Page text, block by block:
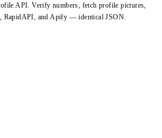
API. Verify numbers, fetch profile pictures,
RapidAPI, and Apify — identical JSON.